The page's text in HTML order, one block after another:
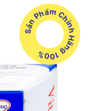
Sản Phẩm Chính Hãng 100%